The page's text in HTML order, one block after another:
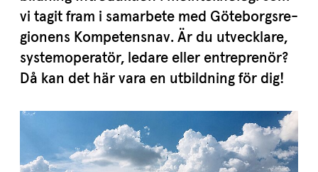
vi tagit fram i samarbete med Göteborgs­re­
gi­onens Kompe­tensnav. Är du utvecklare,
syste­mo­pe­ratör, ledare eller entreprenör?
Då kan det här vara en utbildning för dig!